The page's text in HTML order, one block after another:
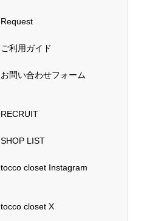
Request
ご利用ガイド
お問い合わせフォーム
RECRUIT
SHOP LIST
tocco closet Instagram
tocco closet X